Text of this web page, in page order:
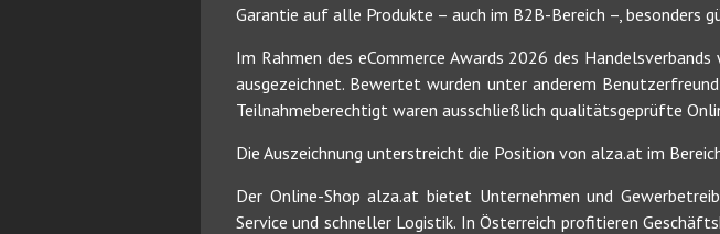
Garantie auf alle Produkte – auch im B2B-Bereich –, besonders
Im Rahmen des eCommerce Awards 2026 des
ausgezeichnet. Bewertet wurden unter anderem
Teilnahmeberechtigt waren ausschließlich qualitätsgeprüfte
Die Auszeichnung unterstreicht die Position von alza.at im
Der Online-Shop alza.at bietet Unternehmen und
Service und schneller Logistik. In Österreich profitieren